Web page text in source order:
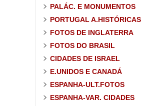
PALÁC. E MONUMENTOS
PORTUGAL A.HISTÓRICAS
FOTOS DE INGLATERRA
FOTOS DO BRASIL
CIDADES DE ISRAEL
E.UNIDOS E CANADÁ
ESPANHA-ULT.FOTOS
ESPANHA-VAR. CIDADES